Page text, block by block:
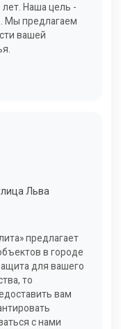
Наша цель -
Мы предлагаем
вашей
Льва
предлагает
в городе
для вашего
то
вам
с нами